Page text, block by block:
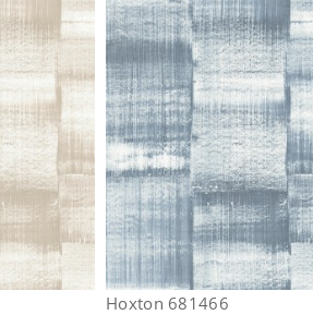
Hoxton 681466